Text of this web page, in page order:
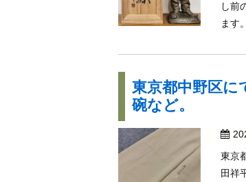
し前
ます
東京都中野区に
碗など。
東京
田祥